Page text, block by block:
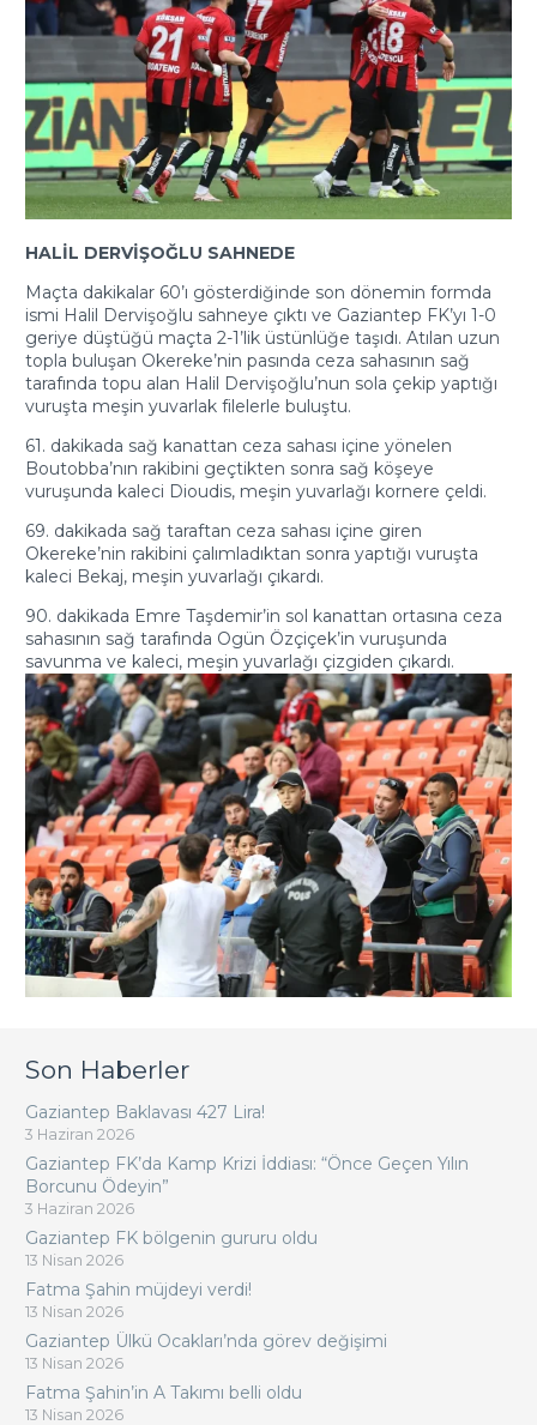
HALİL DERVİŞOĞLU SAHNEDE
Maçta dakikalar 60’ı gösterdiğinde son dönemin formda
ismi Halil Dervişoğlu sahneye çıktı ve Gaziantep FK’yı 1-0
geriye düştüğü maçta 2-1’lik üstünlüğe taşıdı. Atılan uzun
topla buluşan Okereke’nin pasında ceza sahasının sağ
tarafında topu alan Halil Dervişoğlu’nun sola çekip yaptığı
vuruşta meşin yuvarlak filelerle buluştu.
61. dakikada sağ kanattan ceza sahası içine yönelen
Boutobba’nın rakibini geçtikten sonra sağ köşeye
vuruşunda kaleci Dioudis, meşin yuvarlağı kornere çeldi.
69. dakikada sağ taraftan ceza sahası içine giren
Okereke’nin rakibini çalımladıktan sonra yaptığı vuruşta
kaleci Bekaj, meşin yuvarlağı çıkardı.
90. dakikada Emre Taşdemir’in sol kanattan ortasına ceza
sahasının sağ tarafında Ogün Özçiçek’in vuruşunda
savunma ve kaleci, meşin yuvarlağı çizgiden çıkardı.
Son Haberler
Gaziantep Baklavası 427 Lira!
3 Haziran 2026
Gaziantep FK’da Kamp Krizi İddiası: “Önce Geçen Yılın
Borcunu Ödeyin”
3 Haziran 2026
Gaziantep FK bölgenin gururu oldu
13 Nisan 2026
Fatma Şahin müjdeyi verdi!
13 Nisan 2026
Gaziantep Ülkü Ocakları’nda görev değişimi
13 Nisan 2026
Fatma Şahin’in A Takımı belli oldu
13 Nisan 2026